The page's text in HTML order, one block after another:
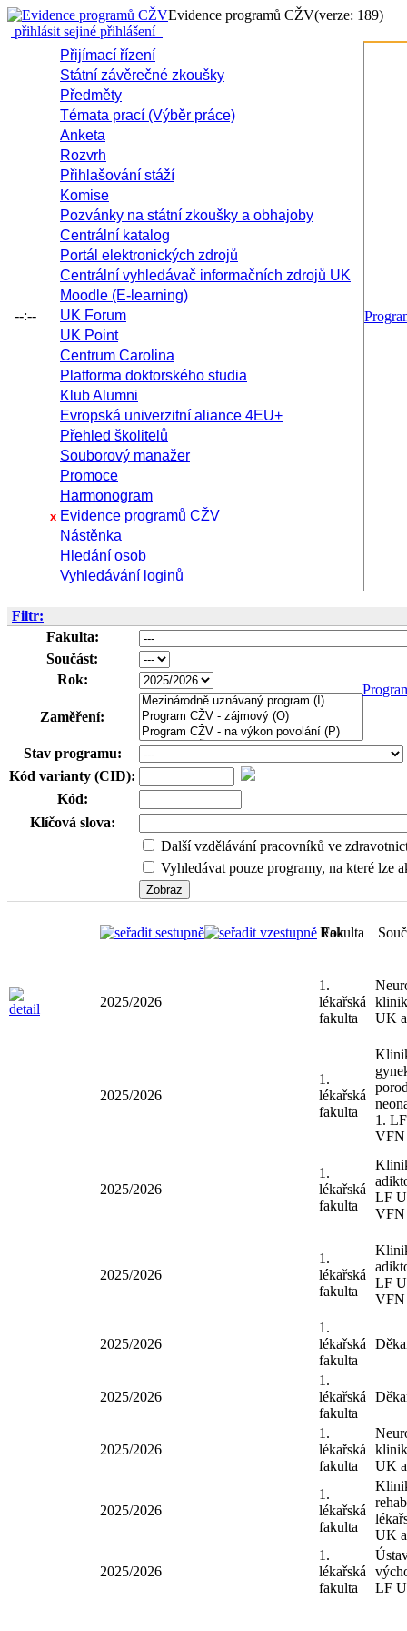
Evidence programů CŽV(verze: 189)
přihlásit sejiné přihlášení
--:--
Přijímací řízení
Státní závěrečné zkoušky
Předměty
Témata prací (Výběr práce)
Anketa
Rozvrh
Přihlašování stáží
Komise
Pozvánky na státní zkoušky a obhajoby
Centrální katalog
Portál elektronických zdrojů
Centrální vyhledávač informačních zdrojů UK
Moodle (E-learning)
UK Forum
UK Point
Centrum Carolina
Platforma doktorského studia
Klub Alumni
Evropská univerzitní aliance 4EU+
Přehled školitelů
Souborový manažer
Promoce
Harmonogram
x Evidence programů CŽV
Nástěnka
Hledání osob
Vyhledávání loginů
Filtr:
Fakulta:
Součást:
Rok:
Zaměření:
Stav programu:
Kód varianty (CID):
Kód:
Klíčová slova:
Další vzdělávání pracovníků ve
Vyhledávat pouze programy, na které lze
Rok
Fakulta
2025/2026
1.
lékařská
fakulta
UK
2025/2026
1.
lékařská
fakulta
1.
VFN
2025/2026
1.
lékařská
fakulta
LF
VFN
2025/2026
1.
lékařská
fakulta
LF
VFN
1.
lékařská
fakulta
2025/2026
1.
lékařská
fakulta
2025/2026
1.
lékařská
fakulta
UK
1.
lékařská